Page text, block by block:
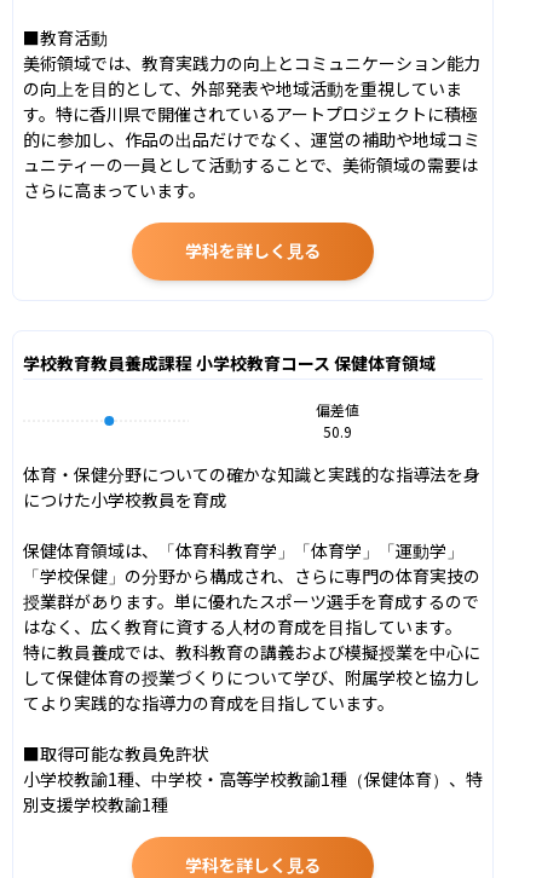
■教育活動
美術領域では、教育実践力の向上とコミュニケーション能力
の向上を目的として、外部発表や地域活動を重視していま
す。特に香川県で開催されているアートプロジェクトに積極
的に参加し、作品の出品だけでなく、運営の補助や地域コミ
ュニティーの一員として活動することで、美術領域の需要は
さらに高まっています。
学科を詳しく見る
学校教育教員養成課程 小学校教育コース 保健体育領域
偏差値
50.9
体育・保健分野についての確かな知識と実践的な指導法を身
につけた小学校教員を育成
保健体育領域は、「体育科教育学」「体育学」「運動学」
「学校保健」の分野から構成され、さらに専門の体育実技の
授業群があります。単に優れたスポーツ選手を育成するので
はなく、広く教育に資する人材の育成を目指しています。
特に教員養成では、教科教育の講義および模擬授業を中心に
して保健体育の授業づくりについて学び、附属学校と協力し
てより実践的な指導力の育成を目指しています。
■取得可能な教員免許状
小学校教諭1種、中学校・高等学校教諭1種（保健体育）、特
別支援学校教諭1種
学科を詳しく見る